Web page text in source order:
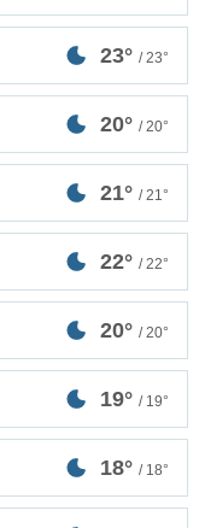
23° / 23°
20° / 20°
21° / 21°
22° / 22°
20° / 20°
19° / 19°
18° / 18°